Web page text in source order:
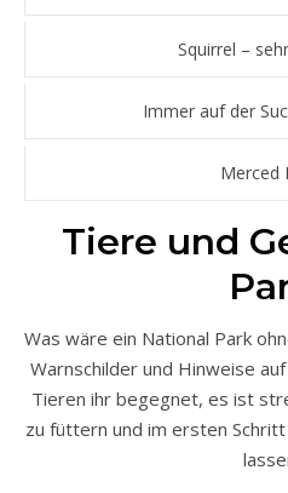
Squirrel –
Immer auf der
Merced
Tiere und
Was wäre ein National Park
Warnschilder und Hinweise
Tieren ihr begegnet, es ist
zu füttern und im ersten